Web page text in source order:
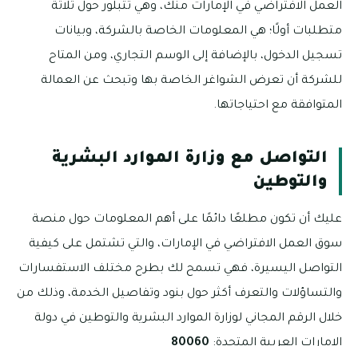
العمل الافتراضي في الإمارات منك، وهي تتبلور حول ثلاثة
متطلبات أولًا؛ هي المعلومات الخاصة بالشركة، وبيانات
تسجيل الدخول، بالإضافة إلى الوسم التجاري، ومن المتاح
للشركة أن تعرض الشواغر الخاصة بها وتبحث عن العمالة
المتوافقة مع احتياجاتها.
التواصل مع وزارة الموارد البشرية
والتوطين
عليك أن تكون مطلعًا دائمًا على أهم المعلومات حول منصة
سوق العمل الافتراضي في الإمارات، والتي تشتمل على كيفية
التواصل اليسيرة، فهي تسمح لك بطرح مختلف الاستفسارات
والتساؤلات والتعرف أكثر حول بنود وتفاصيل الخدمة، وذلك من
خلال الرقم المجاني لوزارة الموارد البشرية والتوطين في دولة